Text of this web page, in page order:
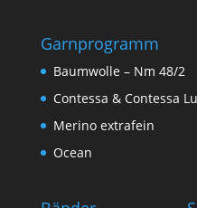
Garnprogramm
Baumwolle – Nm 48/2
Contessa & Contessa
Merino extrafein
Ocean